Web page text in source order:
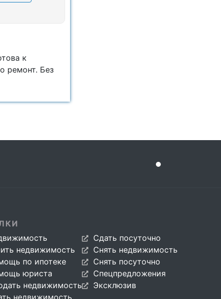
к
ремонт. Без
недвижимость
по ипотеке
юриста
недвижимость
недвижимость
Сдать посуточно
Снять недвижимость
Снять посуточно
Спецпредложения
Эксклюзив